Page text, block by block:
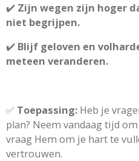
✔️ Zijn wegen zijn hoger
niet begrijpen.
✔️ Blijf geloven en
meteen veranderen.
✅ Toepassing: Heb je
plan? Neem vandaag tijd
vraag Hem om je hart te
vertrouwen.